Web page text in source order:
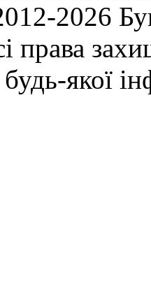
2026
права
якої